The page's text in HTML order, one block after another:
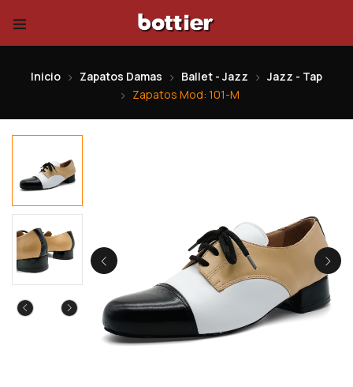
Inicio Zapatos Damas Ballet - Jazz
Jazz - Tap
Zapatos Mod: 101-M